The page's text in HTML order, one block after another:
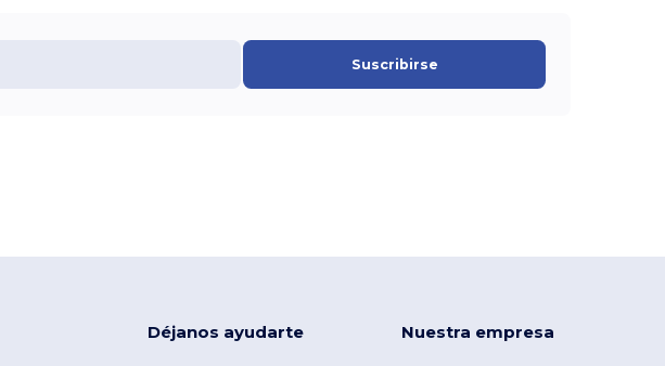
Suscribirse
Déjanos ayudarte Nuestra empresa